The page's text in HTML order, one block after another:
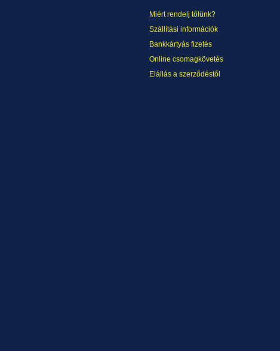
Miért rendelj tőlünk?
Szállítási információk
Bankkártyás fizetés
Online csomagkövetés
Elállás a szerződéstől